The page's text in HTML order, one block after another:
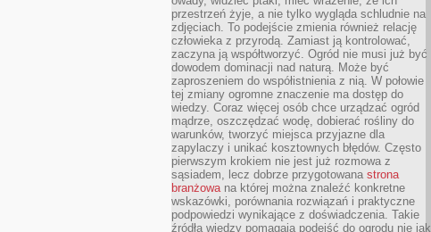
przestrzeń żyje, a nie tylko wygląda schludnie na
zdjęciach. To podejście zmienia również relację
człowieka z przyrodą. Zamiast ją kontrolować,
zaczyna ją współtworzyć. Ogród nie musi już być
dowodem dominacji nad naturą. Może być
zaproszeniem do współistnienia z nią. W połowie
tej zmiany ogromne znaczenie ma dostęp do
wiedzy. Coraz więcej osób chce urządzać ogród
mądrze, oszczędzać wodę, dobierać rośliny do
warunków, tworzyć miejsca przyjazne dla
zapylaczy i unikać kosztownych błędów. Często
pierwszym krokiem nie jest już rozmowa z
sąsiadem, lecz dobrze przygotowana strona
branżowana której można znaleźć konkretne
wskazówki, porównania rozwiązań i praktyczne
podpowiedzi wynikające z doświadczenia. Takie
źródła wiedzy pomagają podejść do ogrodu nie jak